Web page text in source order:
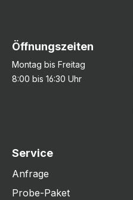
Öffnungszeiten
Montag bis Freitag
8:00 bis 16:30 Uhr
Service
Anfrage
Probe-Paket